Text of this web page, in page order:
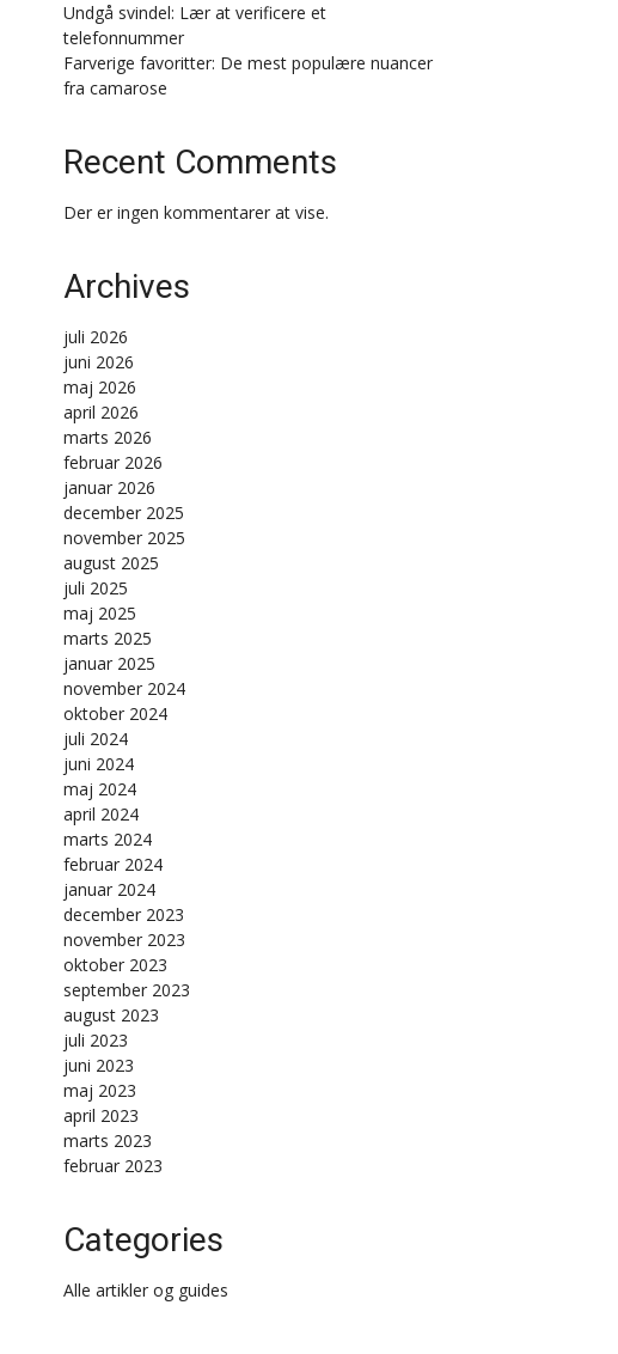
Undgå svindel: Lær at verificere et
telefonnummer
Farverige favoritter: De mest populære nuancer
fra camarose
Recent Comments
Der er ingen kommentarer at vise.
Archives
juli 2026
juni 2026
maj 2026
april 2026
marts 2026
februar 2026
januar 2026
december 2025
november 2025
august 2025
juli 2025
maj 2025
marts 2025
januar 2025
november 2024
oktober 2024
juli 2024
juni 2024
maj 2024
april 2024
marts 2024
februar 2024
januar 2024
december 2023
november 2023
oktober 2023
september 2023
august 2023
juli 2023
juni 2023
maj 2023
april 2023
marts 2023
februar 2023
Categories
Alle artikler og guides